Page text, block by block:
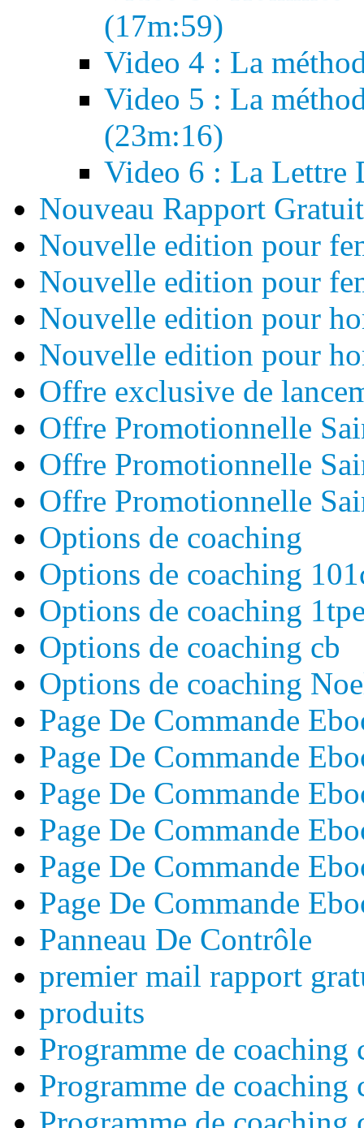
(17m:59)
Video 4 : La
Video 5 : La
(23m:16)
Video 6 : La Lettre
Nouveau Rapport Gratuit
Nouvelle edition pour
Nouvelle edition pour
Nouvelle edition pour
Nouvelle edition pour
Offre exclusive de
Offre Promotionnelle
Offre Promotionnelle
Offre Promotionnelle
Options de coaching
Options de coaching
Options de coaching
Options de coaching cb
Options de coaching
Page De Commande
Page De Commande
Page De Commande
Page De Commande
Page De Commande
Page De Commande
Panneau De Contrôle
premier mail rapport
produits
Programme de coaching
Programme de coaching